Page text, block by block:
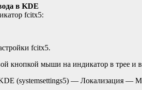
в KDE
fcitx5:
fcitx5.
кнопкой мыши на индикатор в трее и
(systemsettings5) — Локализация —